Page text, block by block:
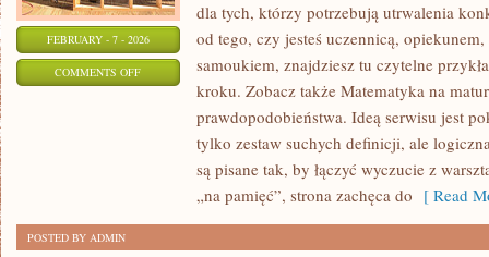
FEBRUARY - 7 - 2026
COMMENTS OFFON
ROZWIĄZANIA
dla tych, którzy potrzebują utrwalenia
od tego, czy jesteś uczennicą,
samoukiem, znajdziesz tu czytelne
kroku. Zobacz także Matematyka na
prawdopodobieństwa. Ideą serwisu jest
tylko zestaw suchych definicji, ale
są pisane tak, by łączyć wyczucie z
„na pamięć”, strona zachęca do [ Read
POSTED BY ADMIN